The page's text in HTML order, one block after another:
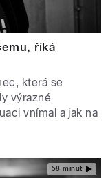
říká
která se
výrazné
vnímal a jak na
58 minut